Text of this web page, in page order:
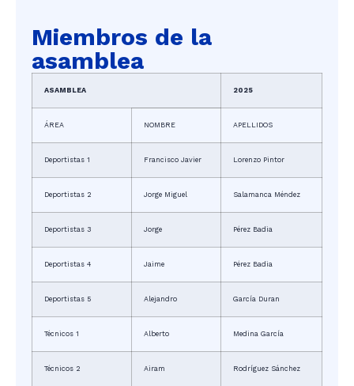
Miembros de la
asamblea
ASAMBLEA 2025
ÁREA NOMBRE APELLIDOS
Deportistas 1 Francisco Javier Lorenzo Pintor
Deportistas 2 Jorge Miguel Salamanca Méndez
Deportistas 3 Jorge Pérez Badia
Deportistas 4 Jaime Pérez Badia
Deportistas 5 Alejandro García Duran
Técnicos 1 Alberto Medina García
Técnicos 2 Airam Rodríguez Sánchez